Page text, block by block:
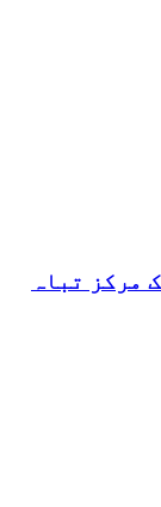
مرکز تباہ